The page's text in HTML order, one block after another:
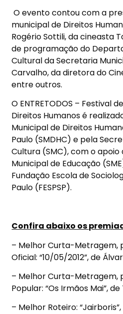
O evento contou com a
municipal de Direitos
Rogério Sottili, da cineasta
de programação do
Cultural da Secretaria
Carvalho, da diretora do
entre outros.
O ENTRETODOS – Festival
Direitos Humanos é
Municipal de Direitos
Paulo (SMDHC) e pela
Cultura (SMC), com o
Municipal de Educação
Fundação Escola de
Paulo (FESPSP).
Confira abaixo os
– Melhor Curta-Metragem,
Oficial: “10/05/2012”, de
– Melhor Curta-Metragem,
Popular: “Os Irmãos Mai”,
– Melhor Roteiro: